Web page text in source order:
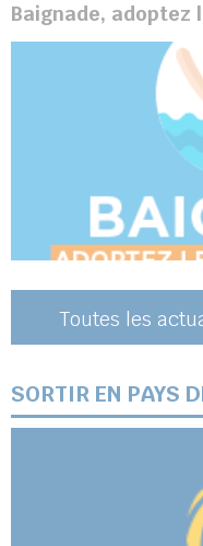
Baignade, adoptez
Toutes les
SORTIR EN PAYS